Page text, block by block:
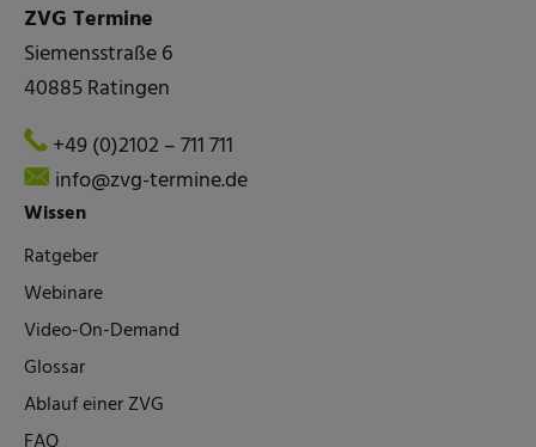
ZVG Termine
Siemensstraße 6
40885 Ratingen
+49 (0)2102 – 711 711
info@zvg-termine.de
Wissen
Ratgeber
Webinare
Video-On-Demand
Glossar
Ablauf einer ZVG